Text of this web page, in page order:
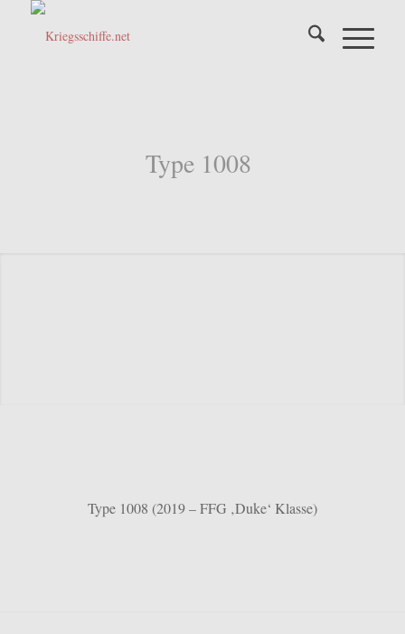
Type 1008
Type 1008 (2019 – FFG ‚Duke‘ Klasse)